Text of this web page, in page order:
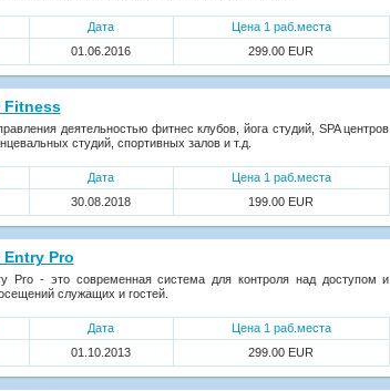
Дата
Цена 1 раб.места
01.06.2016 299.00 EUR
Fitness
деятельностью фитнес клубов, йога студий, SPA центров
студий, спортивных залов и т.д.
Дата
Цена 1 раб.места
30.08.2018 199.00 EUR
Pro
Pro - это современная система для контроля над доступом и
служащих и гостей.
Дата
Цена 1 раб.места
01.10.2013 299.00 EUR